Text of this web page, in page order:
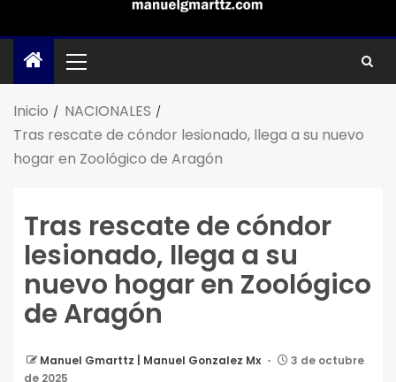
Inicio
NACIONALES
Tras rescate de cóndor lesionado, llega a su nuevo
hogar en Zoológico de Aragón
Tras rescate de cóndor
lesionado, llega a su
nuevo hogar en Zoológico
de Aragón
Manuel Gmarttz | Manuel Gonzalez Mx
3 de octubre
de 2025